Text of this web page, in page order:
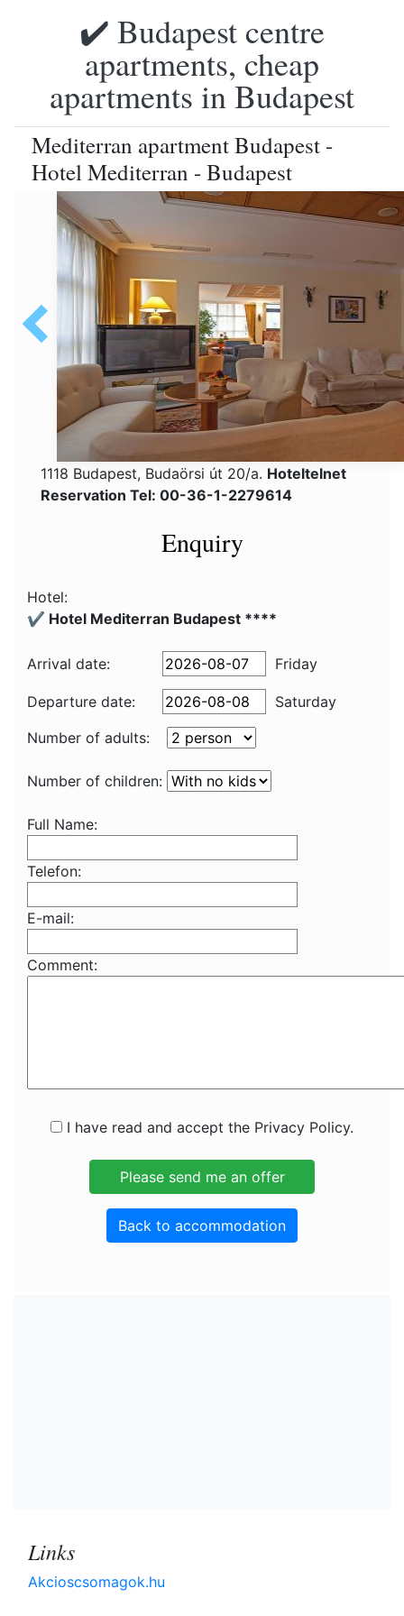
✔️ Budapest centre
apartments, cheap
apartments in Budapest
Mediterran apartment Budapest -
Hotel Mediterran - Budapest
1118 Budapest, Budaörsi út 20/a. Hoteltelnet
Reservation Tel: 00-36-1-2279614
Enquiry
Hotel:
✔️ Hotel Mediterran Budapest ****
Arrival date: Friday
Departure date:
Saturday
Number of adults:
Number of children:
Full Name:
Telefon:
E-mail:
Comment:
I have read and accept the Privacy Policy.
Back to accommodation
Links
Akcioscsomagok.hu